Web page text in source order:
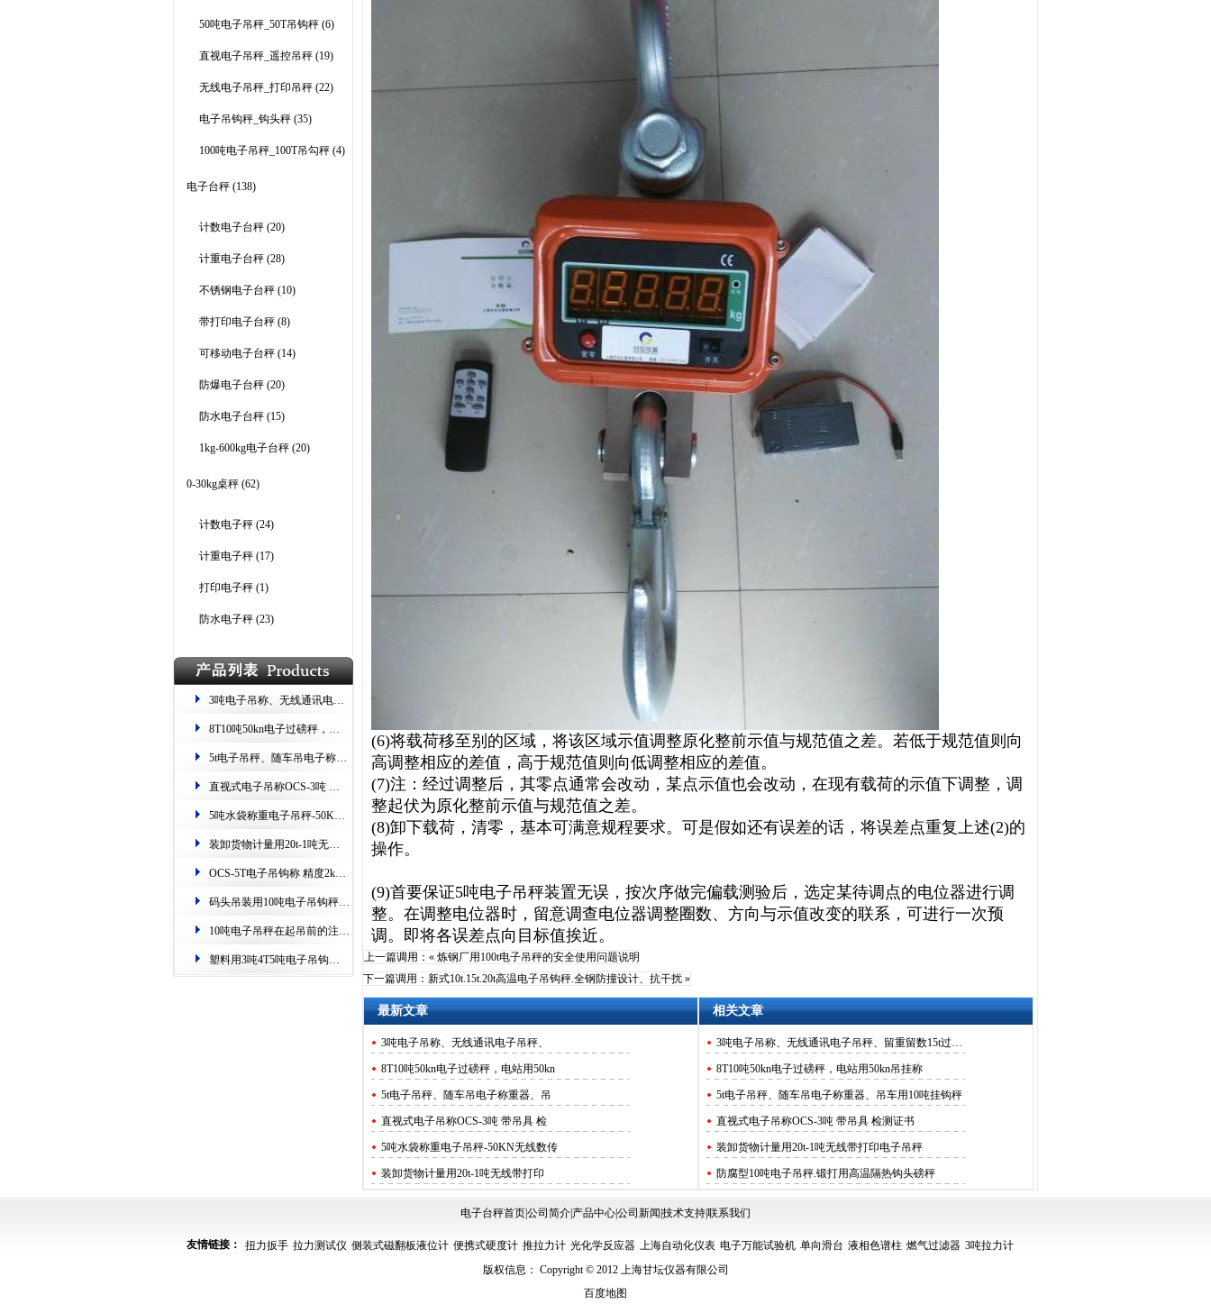
50吨电子吊秤_50T吊钩秤 (6)
直视电子吊秤_遥控吊秤 (19)
无线电子吊秤_打印吊秤 (22)
电子吊钩秤_钩头秤 (35)
100吨电子吊秤_100T吊勾秤 (4)
电子台秤 (138)
计数电子台秤 (20)
计重电子台秤 (28)
不锈钢电子台秤 (10)
带打印电子台秤 (8)
可移动电子台秤 (14)
防爆电子台秤 (20)
防水电子台秤 (15)
1kg-600kg电子台秤 (20)
0-30kg桌秤 (62)
计数电子秤 (24)
计重电子秤 (17)
打印电子秤 (1)
防水电子秤 (23)
3吨电子吊称、无线通讯电子吊秤、留重留数15t过磅秤
8T10吨50kn电子过磅秤，电站用50kn吊挂称
5t电子吊秤、随车吊电子称重器、吊车用10吨挂钩秤
直视式电子吊称OCS-3吨 带吊具 检测证书
5吨水袋称重电子吊秤-50KN无线数传钩秤
装卸货物计量用20t-1吨无线带打印电子吊秤
OCS-5T电子吊钩称 精度2kg防锈防碰
码头吊装用10吨电子吊钩秤.过载自动保护
10吨电子吊秤在起吊前的注意事项.安全提示
塑料用3吨4T5吨电子吊钩秤.称重准,零误差
(6)将载荷移至别的区域，将该区域示值调整原化整前示值与规范值之差。若低于规范值则向
高调整相应的差值，高于规范值则向低调整相应的差值。
(7)注：经过调整后，其零点通常会改动，某点示值也会改动，在现有载荷的示值下调整，调
整起伏为原化整前示值与规范值之差。
(8)卸下载荷，清零，基本可满意规程要求。可是假如还有误差的话，将误差点重复上述(2)的
操作。
(9)首要保证5吨电子吊秤装置无误，按次序做完偏载测验后，选定某待调点的电位器进行调
整。在调整电位器时，留意调查电位器调整圈数、方向与示值改变的联系，可进行一次预
调。即将各误差点向目标值挨近。
上一篇调用：« 炼钢厂用100t电子吊秤的安全使用问题说明
下一篇调用： 新式​10t.15t.20t高温电子吊钩秤.全钢防撞设计、抗干扰​ »
最新文章
3吨电子吊称、无线通讯电子吊秤、
8T10吨50kn电子过磅秤，电站用50kn
5t电子吊秤、随车吊电子称重器、吊
直视式电子吊称OCS-3吨 带吊具 检
5吨水袋称重电子吊秤-50KN无线数传
装卸货物计量用20t-1吨无线带打印
OCS-5T电子吊钩称 精度2kg防锈防
10吨电子吊秤在起吊前的注意事项.
塑料用3吨4T5吨电子吊钩秤.称重准,
相关文章
3吨电子吊称、无线通讯电子吊秤、留重留数15t过磅秤
8T10吨50kn电子过磅秤，电站用50kn吊挂称
5t电子吊秤、随车吊电子称重器、吊车用10吨挂钩秤
直视式电子吊称OCS-3吨 带吊具 检测证书
装卸货物计量用20t-1吨无线带打印电子吊秤
防腐型10吨电子吊秤.锻打用高温隔热钩头磅秤
电子台秤首页公司简介 产品中心公司新闻 技术支持联系我们
友情链接： 扭力扳手 拉力测试仪 侧装式磁翻板液位计 便携式硬度计 推拉力计 光化学反应器 上海自动化仪表 电子万能试验机 单向滑台 液相色谱柱 燃气过滤器 3吨拉力计
版权信息： Copyright © 2012上海甘坛仪器有限公司
百度地图